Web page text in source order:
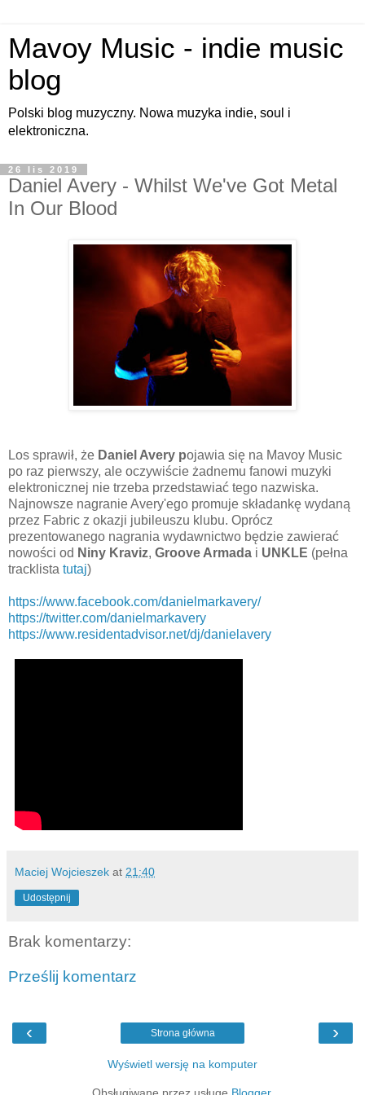
Mavoy Music - indie music
blog
Polski blog muzyczny. Nowa muzyka indie, soul i
elektroniczna.
26 lis 2019
Daniel Avery - Whilst We've Got Metal
In Our Blood
Los sprawił, że Daniel Avery pojawia się na Mavoy Music
po raz pierwszy, ale oczywiście żadnemu fanowi muzyki
elektronicznej nie trzeba przedstawiać tego nazwiska.
Najnowsze nagranie Avery'ego promuje składankę wydaną
przez Fabric z okazji jubileuszu klubu. Oprócz
prezentowanego nagrania wydawnictwo będzie zawierać
nowości od Niny Kraviz, Groove Armada i UNKLE (pełna
tracklista tutaj)
https://www.facebook.com/danielmarkavery/
https://twitter.com/danielmarkavery
https://www.residentadvisor.net/dj/danielavery
Maciej Wojcieszek at 21:40
Udostępnij
Brak komentarzy:
Prześlij komentarz
‹ ›
Strona główna
Wyświetl wersję na komputer
Obsługiwane przez usługę Blogger.